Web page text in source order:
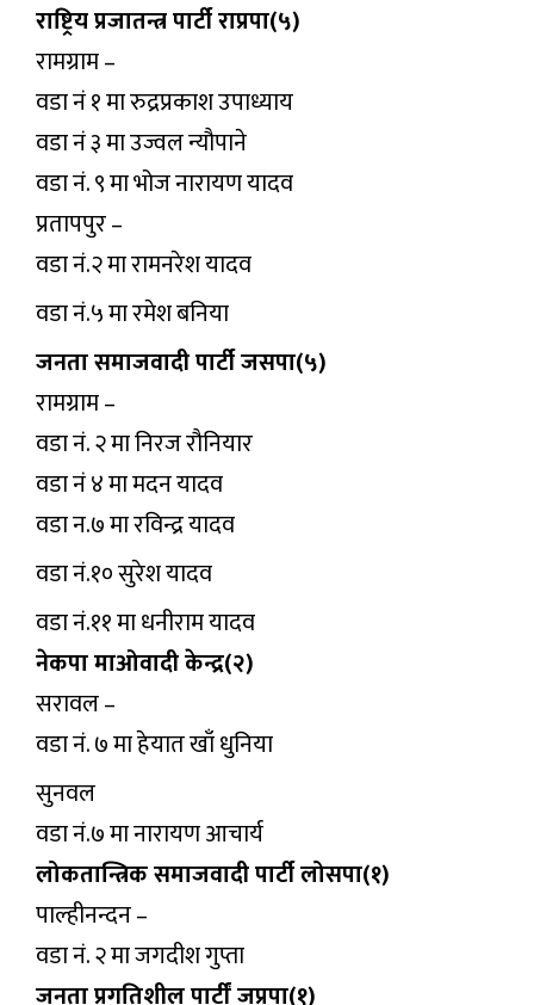
राष्ट्रिय प्रजातन्त्र पार्टी राप्रपा(५)
रामग्राम –
वडा नं १ मा रुद्रप्रकाश उपाध्याय
वडा नं ३ मा उज्वल न्यौपाने
वडा नं. ९ मा भोज नारायण यादव
प्रतापपुर –
वडा नं.२ मा रामनरेश यादव
वडा नं.५ मा रमेश बनिया
जनता समाजवादी पार्टी जसपा(५)
रामग्राम –
वडा नं. २ मा निरज रौनियार
वडा नं ४ मा मदन यादव
वडा न.७ मा रविन्द्र यादव
वडा नं.१० सुरेश यादव
वडा नं.११ मा धनीराम यादव
नेकपा माओवादी केन्द्र(२)
सरावल –
वडा नं. ७ मा हेयात खाँ धुनिया
सुनवल
वडा नं.७ मा नारायण आचार्य
लोकतान्त्रिक समाजवादी पार्टी लोसपा(१)
पाल्हीनन्दन –
वडा नं. २ मा जगदीश गुप्ता
जनता प्रगतिशील पार्टीं जप्रपा(१)